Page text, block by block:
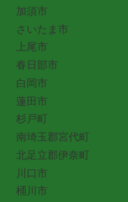
加須市
さいたま市
上尾市
春日部市
白岡市
蓮田市
杉戸町
南埼玉郡宮代町
北足立郡伊奈町
川口市
桶川市